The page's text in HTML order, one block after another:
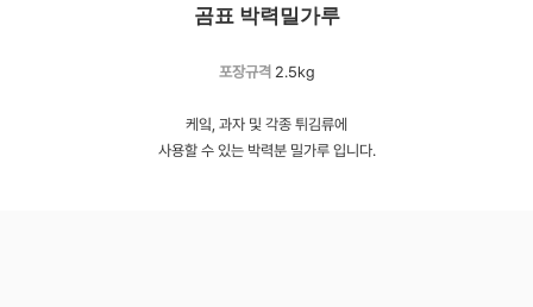
곰표 박력밀가루
포장규격 2.5kg
케잌, 과자 및 각종 튀김류에
사용할 수 있는 박력분 밀가루 입니다.